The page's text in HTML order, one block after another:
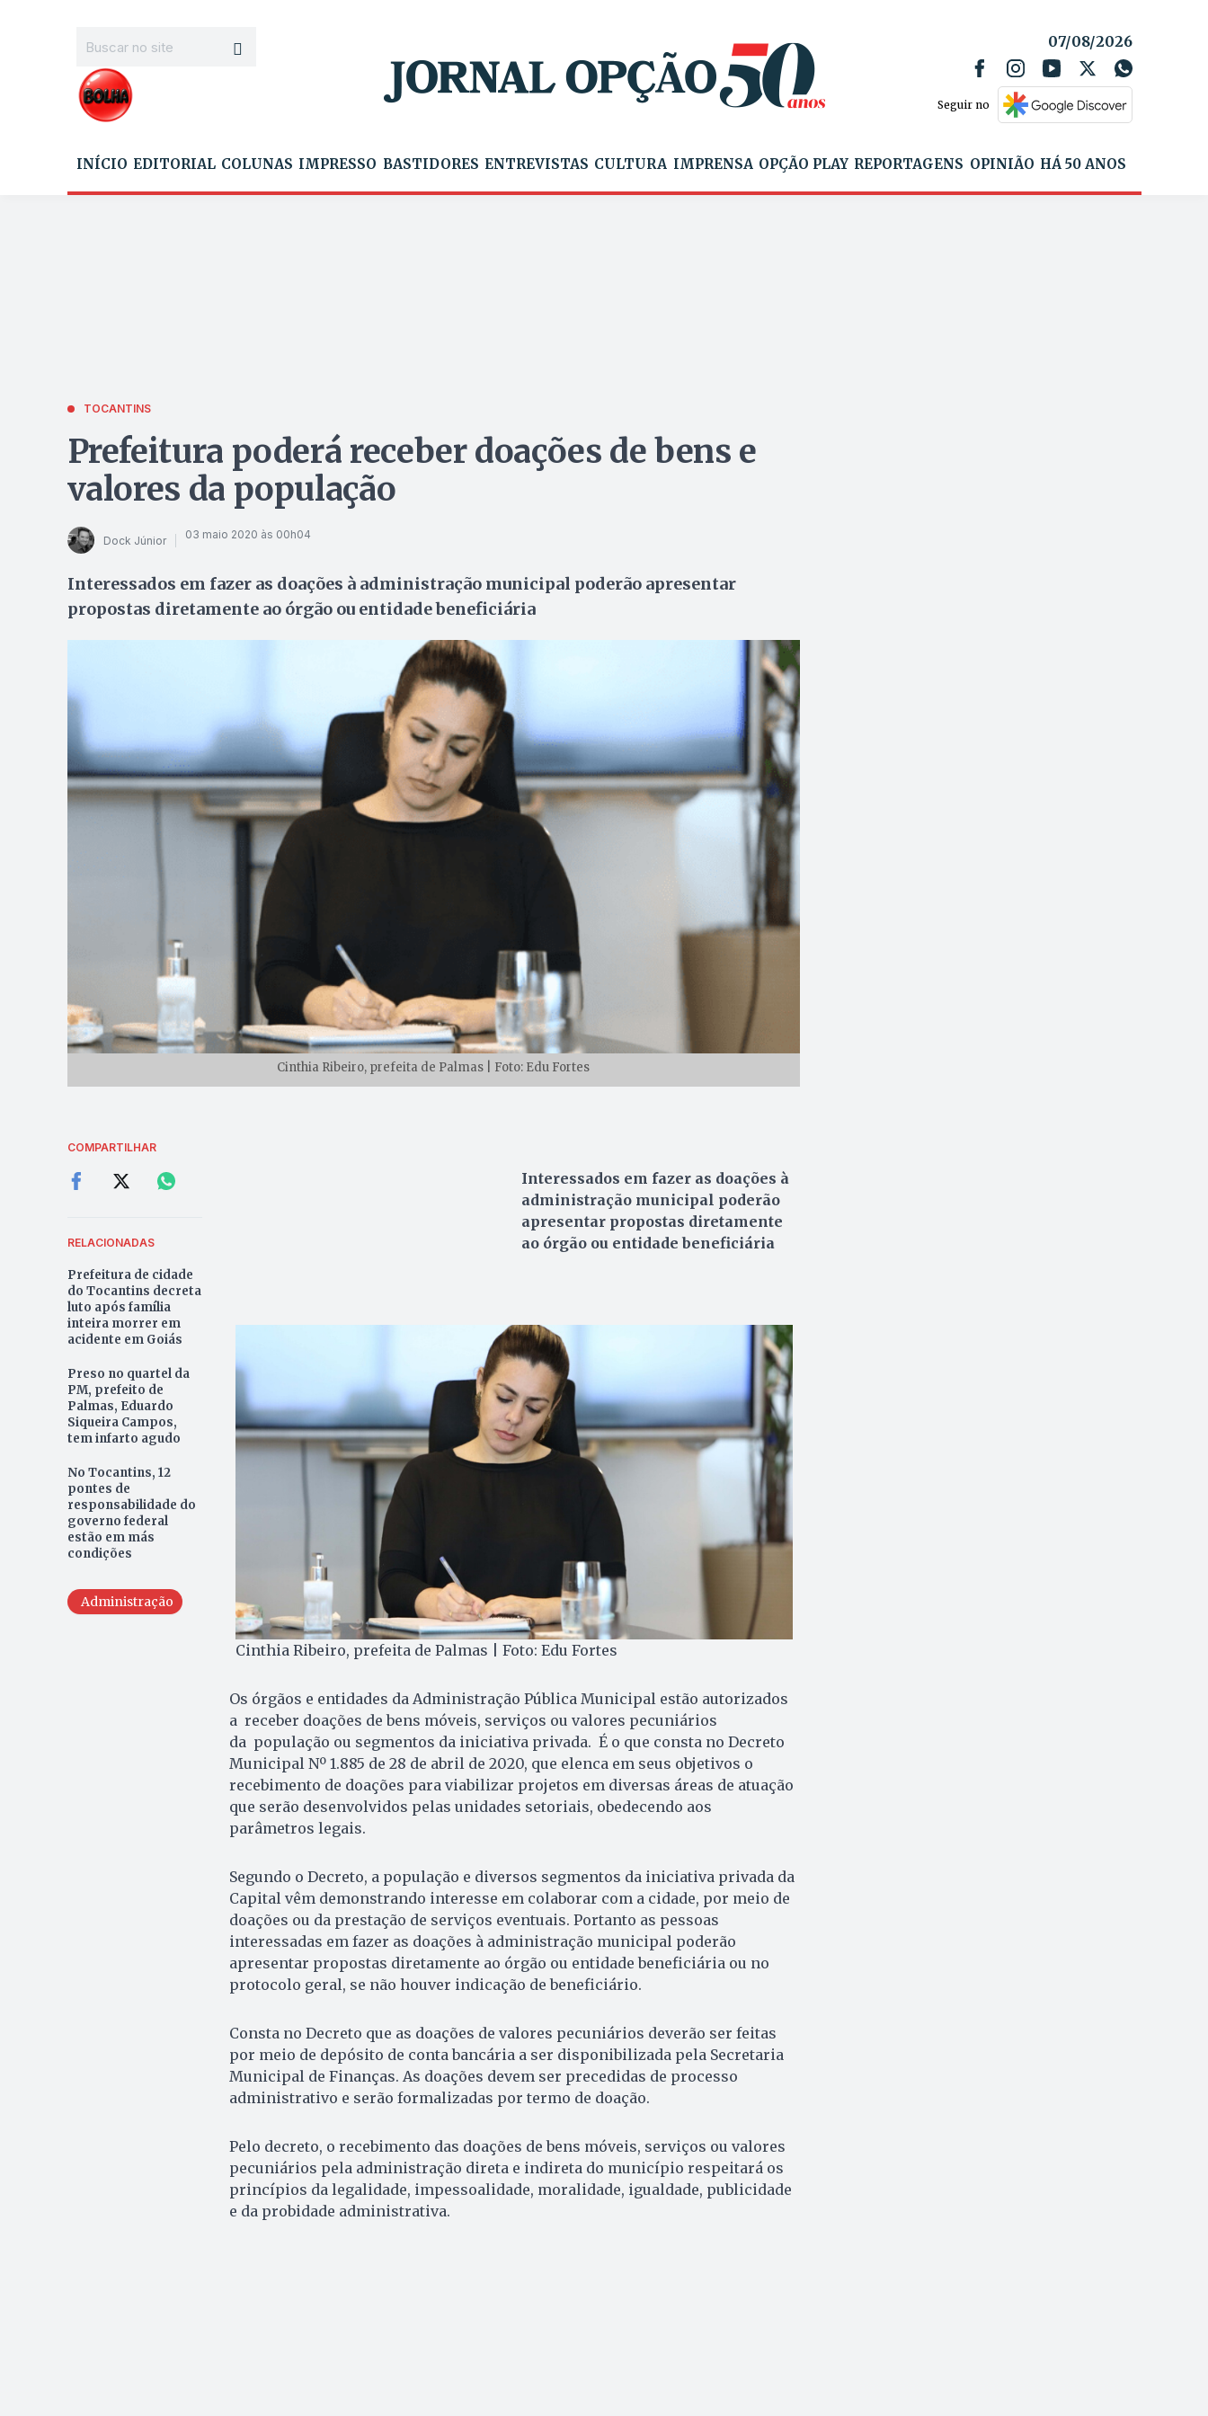
07/08/2026
Seguir no
INÍCIO EDITORIAL COLUNAS IMPRESSO BASTIDORES ENTREVISTAS CULTURA IMPRENSA OPÇÃO PLAY REPORTAGENS OPINIÃO HÁ 50 ANOS
TOCANTINS
Prefeitura poderá receber doações de bens e
valores da população
Dock Júnior 03 maio 2020 às 00h04
Interessados em fazer as doações à administração municipal poderão apresentar
propostas diretamente ao órgão ou entidade beneficiária
Cinthia Ribeiro, prefeita de Palmas | Foto: Edu Fortes
COMPARTILHAR
RELACIONADAS
Prefeitura de cidade
do Tocantins decreta
luto após família
inteira morrer em
acidente em Goiás
Preso no quartel da
PM, prefeito de
Palmas, Eduardo
Siqueira Campos,
tem infarto agudo
No Tocantins, 12
pontes de
responsabilidade do
governo federal
estão em más
condições
Administração
Interessados em fazer as doações à
administração municipal poderão
apresentar propostas diretamente
ao órgão ou entidade beneficiária
Cinthia Ribeiro, prefeita de Palmas | Foto: Edu Fortes
Os órgãos e entidades da Administração Pública Municipal estão autorizados
a receber doações de bens móveis, serviços ou valores pecuniários
da população ou segmentos da iniciativa privada. É o que consta no Decreto
Municipal Nº 1.885 de 28 de abril de 2020, que elenca em seus objetivos o
recebimento de doações para viabilizar projetos em diversas áreas de atuação
que serão desenvolvidos pelas unidades setoriais, obedecendo aos
parâmetros legais.
Segundo o Decreto, a população e diversos segmentos da iniciativa privada da
Capital vêm demonstrando interesse em colaborar com a cidade, por meio de
doações ou da prestação de serviços eventuais. Portanto as pessoas
interessadas em fazer as doações à administração municipal poderão
apresentar propostas diretamente ao órgão ou entidade beneficiária ou no
protocolo geral, se não houver indicação de beneficiário.
Consta no Decreto que as doações de valores pecuniários deverão ser feitas
por meio de depósito de conta bancária a ser disponibilizada pela Secretaria
Municipal de Finanças. As doações devem ser precedidas de processo
administrativo e serão formalizadas por termo de doação.
Pelo decreto, o recebimento das doações de bens móveis, serviços ou valores
pecuniários pela administração direta e indireta do município respeitará os
princípios da legalidade, impessoalidade, moralidade, igualdade, publicidade
e da probidade administrativa.